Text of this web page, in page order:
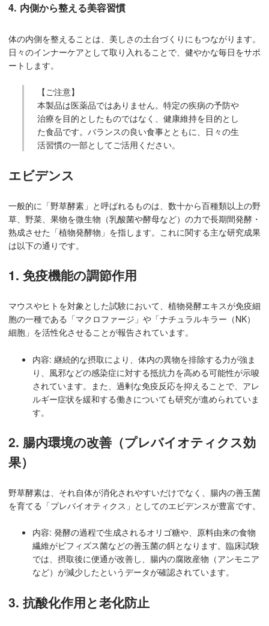
4. 内側から整える美容習慣
体の内側を整えることは、美しさの土台づくりにもつながります。
日々のインナーケアとして取り入れることで、健やかな毎日をサポ
ートします。
【ご注意】
本製品は医薬品ではありません。特定の疾病の予防や
治療を目的としたものではなく、健康維持を目的とし
た食品です。バランスの良い食事とともに、日々の生
活習慣の一部としてご活用ください。
エビデンス
一般的に「野草酵素」と呼ばれるものは、数十から百種類以上の野
草、野菜、果物を微生物（乳酸菌や酵母など）の力で長期間発酵・
熟成させた「植物発酵物」を指します。これに関する主な研究成果
は以下の通りです。
1. 免疫機能の調節作用
マウスやヒトを対象とした試験において、植物発酵エキスが免疫細
胞の一種である「マクロファージ」や「ナチュラルキラー（NK）
細胞」を活性化させることが報告されています。
内容: 継続的な摂取により、体内の異物を排除する力が強ま
り、風邪などの感染症に対する抵抗力を高める可能性が示唆
されています。また、過剰な免疫反応を抑えることで、アレ
ルギー症状を緩和する働きについても研究が進められていま
す。
2. 腸内環境の改善（プレバイオティクス効
果）
野草酵素は、それ自体が消化されやすいだけでなく、腸内の善玉菌
を育てる「プレバイオティクス」としてのエビデンスが豊富です。
内容: 発酵の過程で生成されるオリゴ糖や、原料由来の食物
繊維がビフィズス菌などの善玉菌の餌となります。臨床試験
では、摂取後に便通が改善し、腸内の腐敗産物（アンモニア
など）が減少したというデータが確認されています。
3. 抗酸化作用と老化防止